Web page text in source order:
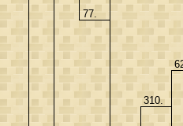
77.
310.